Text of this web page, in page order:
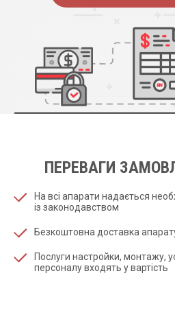
ПЕРЕВАГИ
На всі апарати надається
із законодавством
Безкоштовна доставка
Послуги настройки, монтажу,
персоналу входять у вартість